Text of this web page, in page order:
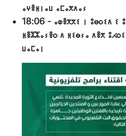
ⴰⵖⴻⵍⵏⴰⵡ ⴰⵎⴰⴳⴷⴰⵢ
18:06 - ⴰⵀⴻⴳⴳⵉ ⵏ ⵓⴱⵔⵉⴷ ⵉ
ⵍⴻⵣⵣⴰⵢⴻⵔ ⴷ ⵍⵉⴱⵢⴰ ⴷⴻⴳ
ⵡⴰⵎⴰⵏ